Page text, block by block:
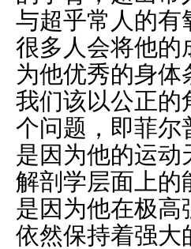
与超乎常人的有
很多人会将他的
为他优秀的身体
我们该以公正的
个问题，即菲尔
是因为他的运动
解剖学层面上的
是因为他在极高
依然保持着强大